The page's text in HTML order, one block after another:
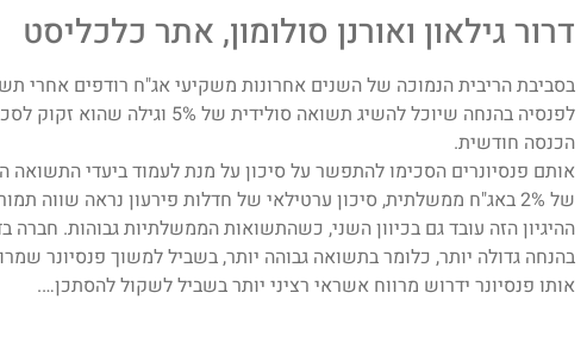
דרור גילאון ואורנן סולומון, אתר כלכליסט
בסביבת הריבית הנמוכה של השנים אחרונות משקיעי אג"ח רודפים אחרי
לפנסיה בהנחה שיוכל להשיג תשואה
הכנסה חודשית.
אותם פנסיונרים הסכימו להתפשר על סיכון על מנת לעמוד ביעדי
של 2% באג"ח ממשלתית, סיכון ערטילאי של חדלות פירעון נראה שווה תמורת 3.5% באג"ח בדירוג השקעה נמוך.
ההיגיון הזה עובד גם בכיוון השני, כשהתשואות הממשלתיות גבוהות. חברה
אותו פנסיונר ידרוש מרווח אשראי רציני יותר בשביל לשקול להסתכן….